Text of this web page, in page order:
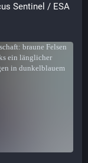
Sentinel / ESA